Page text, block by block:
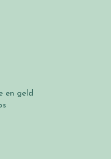
en geld